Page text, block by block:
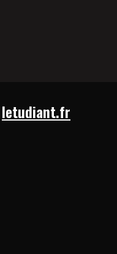
letudiant.fr